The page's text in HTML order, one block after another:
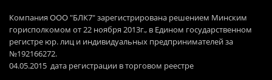
Компания ООО "БЛК7" зарегистрирована решением Минским
горисполкомом от 22 ноября 2013г., в Едином государственном
регистре юр. лиц и индивидуальных предпринимателей за
№192166272.
04.05.2015 дата регистрации в торговом реестре